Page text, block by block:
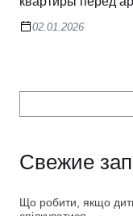
02.01.2026
Свежие
Що робити, якщо